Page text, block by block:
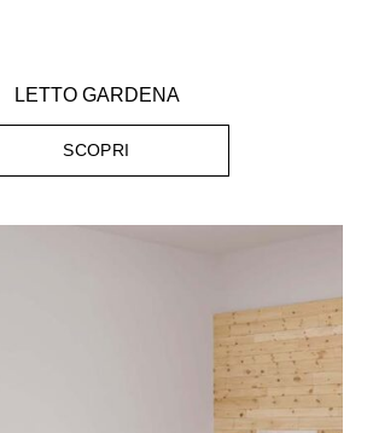
LETTO GARDENA
SCOPRI